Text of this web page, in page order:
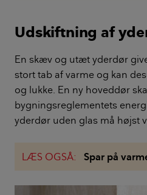
Udskiftning af
En skæv og utæt yderdør
stort tab af varme og kan
og lukke. En ny hoveddør
bygningsreglementets
yderdør uden glas må højst
LÆS OGSÅ: Spar på